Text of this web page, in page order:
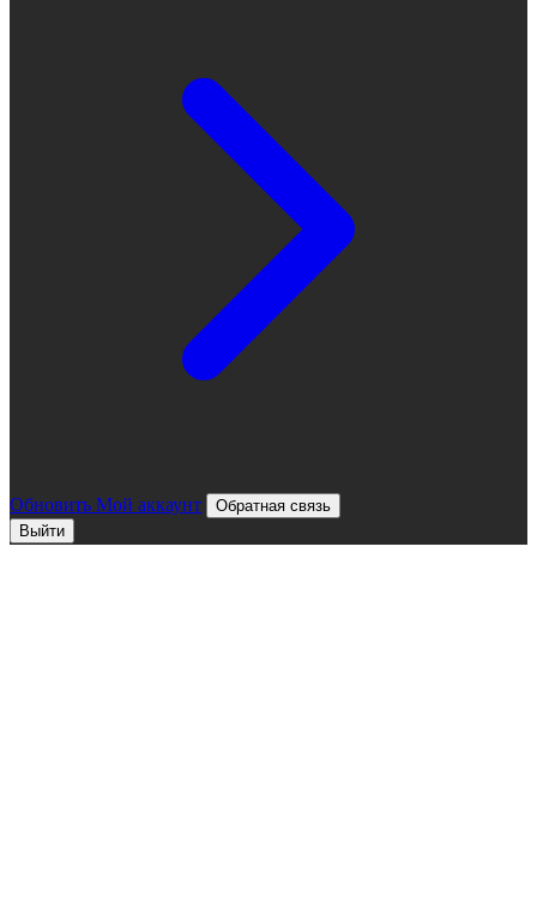
Обновить Мой аккаунт
Обратная связь
Выйти